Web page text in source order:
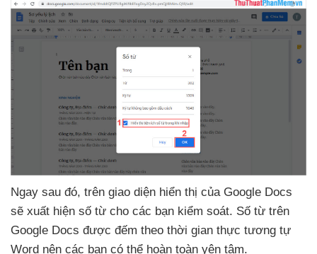
Ngay sau đó, trên giao diện hiển thị của Google Docs
sẽ xuất hiện số từ cho các bạn kiểm soát. Số từ trên
Google Docs được đếm theo thời gian thực tương tự
Word nên các bạn có thể hoàn toàn yên tâm.